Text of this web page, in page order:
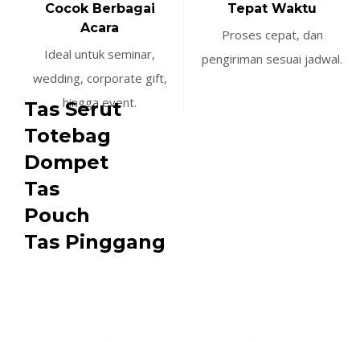
Cocok Berbagai
Acara
Ideal untuk seminar,
wedding, corporate gift,
hingga event.
Tepat Waktu
Proses cepat, dan
pengiriman sesuai jadwal.
Tas Serut
Totebag
Dompet
Tas
Pouch
Tas Pinggang